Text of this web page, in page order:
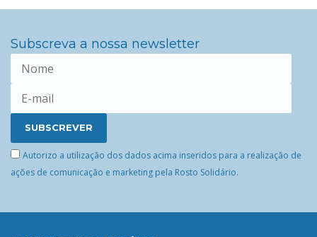
Subscreva a nossa newsletter
Autorizo a utilização dos dados acima inseridos para a realização de
ações de comunicação e marketing pela Rosto Solidário.